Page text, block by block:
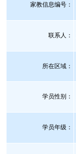
家教信息编号：
联系人：
所在区域：
学员性别：
学员年级：